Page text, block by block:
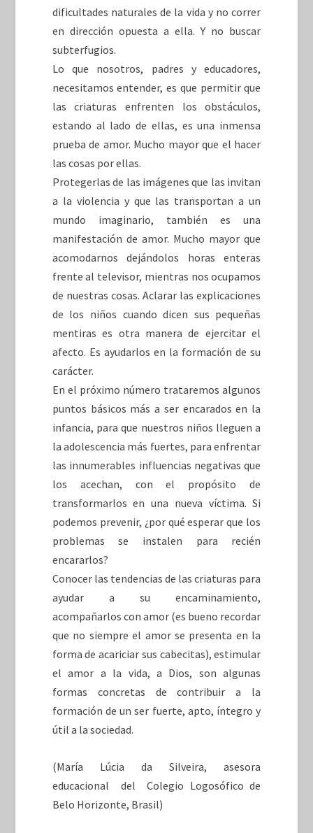
dificultades naturales de la vida y no correr
en dirección opuesta a ella. Y no buscar
subterfugios.
Lo que nosotros, padres y educadores,
necesitamos entender, es que permitir que
las criaturas enfrenten los obstáculos,
estando al lado de ellas, es una inmensa
prueba de amor. Mucho mayor que el hacer
las cosas por ellas.
Protegerlas de las imágenes que las invitan
a la violencia y que las transportan a un
mundo imaginario, también es una
manifestación de amor. Mucho mayor que
acomodarnos dejándolos horas enteras
frente al televisor, mientras nos ocupamos
de nuestras cosas. Aclarar las explicaciones
de los niños cuando dicen sus pequeñas
mentiras es otra manera de ejercitar el
afecto. Es ayudarlos en la formación de su
carácter.
En el próximo número trataremos algunos
puntos básicos más a ser encarados en la
infancia, para que nuestros niños lleguen a
la adolescencia más fuertes, para enfrentar
las innumerables influencias negativas que
los acechan, con el propósito de
transformarlos en una nueva víctima. Si
podemos prevenir, ¿por qué esperar que los
problemas se instalen para recién
encararlos?
Conocer las tendencias de las criaturas para
ayudar a su encaminamiento,
acompañarlos con amor (es bueno recordar
que no siempre el amor se presenta en la
forma de acariciar sus cabecitas), estimular
el amor a la vida, a Dios, son algunas
formas concretas de contribuir a la
formación de un ser fuerte, apto, íntegro y
útil a la sociedad.
(María Lúcia da Silveira, asesora
educacional del Colegio Logosófico de
Belo Horizonte, Brasil)